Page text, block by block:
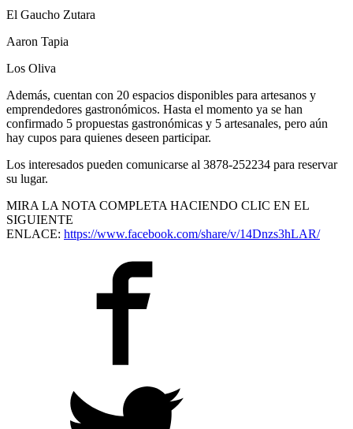
El Gaucho Zutara
Aaron Tapia
Los Oliva
Además, cuentan con 20 espacios disponibles para artesanos y
emprendedores gastronómicos. Hasta el momento ya se han
confirmado 5 propuestas gastronómicas y 5 artesanales, pero aún
hay cupos para quienes deseen participar.
Los interesados pueden comunicarse al 3878-252234 para reservar
su lugar.
MIRA LA NOTA COMPLETA HACIENDO CLIC EN EL
SIGUIENTE
ENLACE: https://www.facebook.com/share/v/14Dnzs3hLAR/